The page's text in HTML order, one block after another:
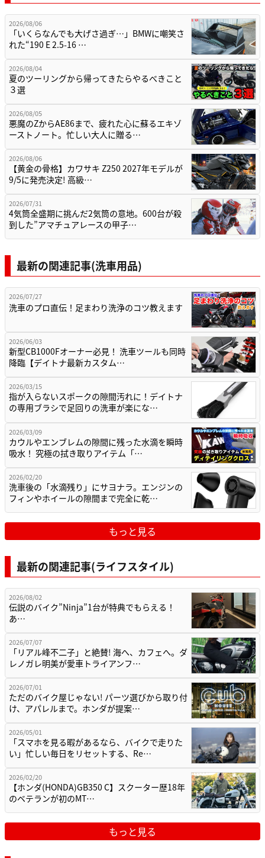
2026/08/06
「いくらなんでも大げさ過ぎ…」BMWに嘲笑さ
れた“190 E 2.5-16 …
2026/08/04
夏のツーリングから帰ってきたらやるべきこと
３選
2026/08/05
悪魔のZからAE86まで、疲れた心に蘇るエキゾ
ーストノート。忙しい大人に贈る…
2026/08/06
【黄金の骨格】カワサキ Z250 2027年モデルが
9/5に発売決定! 高級…
2026/07/31
4気筒全盛期に挑んだ2気筒の意地。600台が殺
到した”アマチュアレースの甲子…
最新の関連記事(洗車用品)
2026/07/27
洗車のプロ直伝！足まわり洗浄のコツ教えます
2026/06/03
新型CB1000Fオーナー必見！ 洗車ツールも同時
降臨【デイトナ最新カスタム…
2026/03/15
指が入らないスポークの隙間汚れに！デイトナ
の専用ブラシで足回りの洗車が楽にな…
2026/03/09
カウルやエンブレムの隙間に残った水滴を瞬時
吸水！ 究極の拭き取りアイテム「…
2026/02/20
洗車後の「水滴残り」にサヨナラ。エンジンの
フィンやホイールの隙間まで完全に乾…
もっと見る
最新の関連記事(ライフスタイル)
2026/08/02
伝説のバイク”Ninja”1台が特典でもらえる！
あ…
2026/07/07
「リアル峰不二子」と絶賛! 海へ、カフェへ。ダ
レノガレ明美が愛車トライアンフ…
2026/07/01
ただのバイク屋じゃない! パーツ選びから取り付
け、アパレルまで。ホンダが提案…
2026/05/01
「スマホを見る暇があるなら、バイクで走りた
い」忙しい毎日をリセットする、Re…
2026/02/20
【ホンダ(HONDA)GB350 C】スクーター歴18年
のベテランが初のMT…
もっと見る